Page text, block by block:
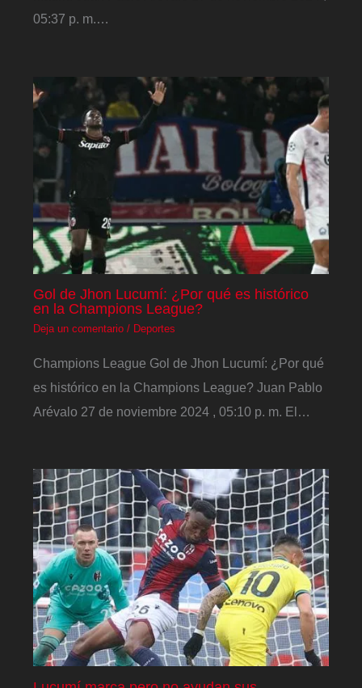
05:37 p. m.…
Gol de Jhon Lucumí: ¿Por qué es histórico
en la Champions League?
Deja un comentario / Deportes
Champions League Gol de Jhon Lucumí: ¿Por qué
es histórico en la Champions League? Juan Pablo
Arévalo 27 de noviembre 2024 , 05:10 p. m. El…